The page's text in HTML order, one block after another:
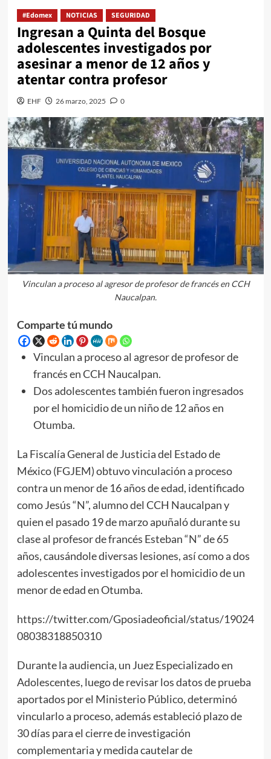
#Edomex NOTICIAS SEGURIDAD
Ingresan a Quinta del Bosque
adolescentes investigados por
asesinar a menor de 12 años y
atentar contra profesor
EHF 26 marzo, 2025 0
Vinculan a proceso al agresor de profesor de francés en CCH
Naucalpan.
Comparte tú mundo
Vinculan a proceso al agresor de profesor de
francés en CCH Naucalpan.
Dos adolescentes también fueron ingresados
por el homicidio de un niño de 12 años en
Otumba.
La Fiscalía General de Justicia del Estado de
México (FGJEM) obtuvo vinculación a proceso
contra un menor de 16 años de edad, identificado
como Jesús “N”, alumno del CCH Naucalpan y
quien el pasado 19 de marzo apuñaló durante su
clase al profesor de francés Esteban “N” de 65
años, causándole diversas lesiones, así como a dos
adolescentes investigados por el homicidio de un
menor de edad en Otumba.
https://twitter.com/Gposiadeoficial/status/19024
08038318850310
Durante la audiencia, un Juez Especializado en
Adolescentes, luego de revisar los datos de prueba
aportados por el Ministerio Público, determinó
vincularlo a proceso, además estableció plazo de
30 días para el cierre de investigación
complementaria y medida cautelar de